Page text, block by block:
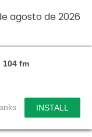
fm
INSTALL
agosto de 2026